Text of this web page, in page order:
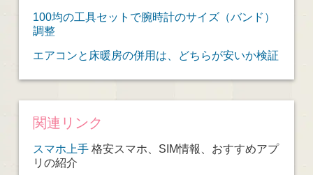
100均の工具セットで腕時計のサイズ（バンド）
調整
エアコンと床暖房の併用は、どちらが安いか検証
関連リンク
スマホ上手格安スマホ、SIM情報、おすすめアプ
リの紹介